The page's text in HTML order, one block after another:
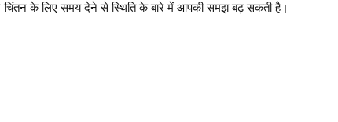
के लिए समय देने से स्थिति के बारे में आपकी समझ बढ़ सकती है।